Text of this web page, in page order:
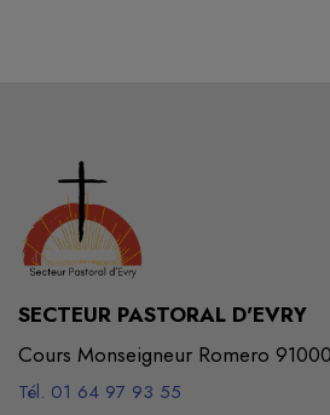
SECTEUR PASTORAL D'EVRY
Cours Monseigneur Romero
Tél. 01 64 97 93 55